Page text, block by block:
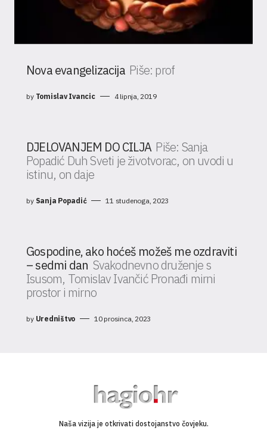
Nova evangelizacija Piše: prof
by Tomislav Ivancic 4 lipnja, 2019
DJELOVANJEM DO CILJA Piše: Sanja
Popadić Duh Sveti je životvorac, on uvodi u
istinu, on daje
by Sanja Popadić 11 studenoga, 2023
Gospodine, ako hoćeš možeš me ozdraviti
– sedmi dan Svakodnevno druženje s
Isusom, Tomislav Ivančić Pronađi mirni
prostor i mirno
by Uredništvo 10 prosinca, 2023
Naša vizija je otkrivati dostojanstvo čovjeku.